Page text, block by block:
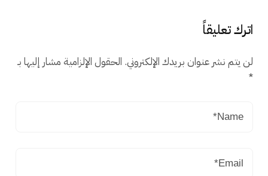
اترك تعليقاً
لن يتم نشر عنوان بريدك الإلكتروني. الحقول الإلزامية مشار إليها بـ
*